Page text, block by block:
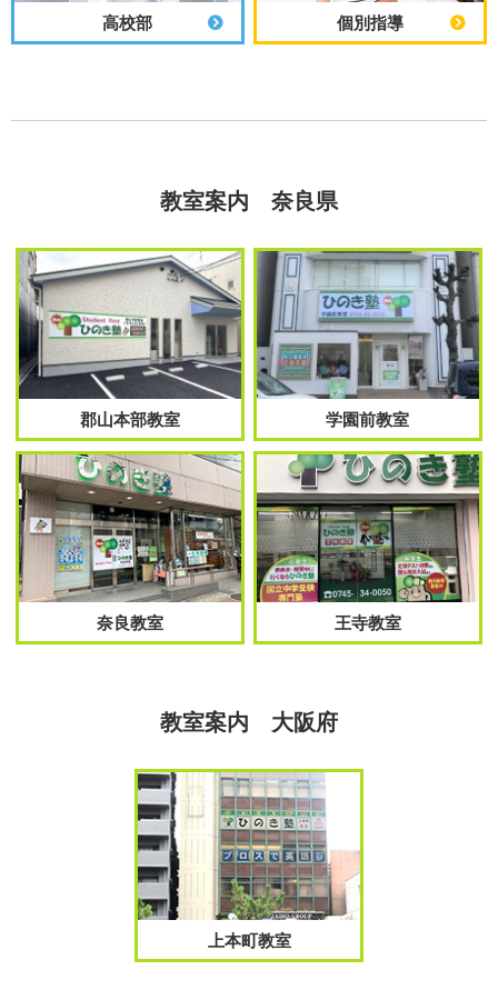
高校部 個別指導
教室案内 奈良県
郡山本部教室 学園前教室
奈良教室 王寺教室
教室案内 大阪府
上本町教室